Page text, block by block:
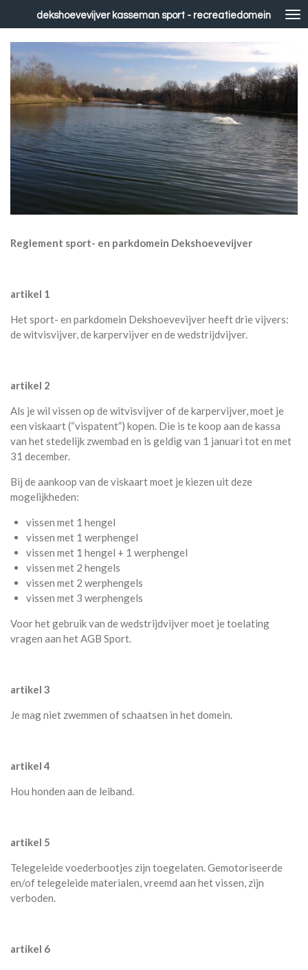
direct
naar
de
hoofdinhoud
dekshoevevijver kasseman sport - recreatiedomein
Reglement sport- en parkdomein Dekshoevevijver
artikel 1
Het sport- en parkdomein Dekshoevevijver heeft drie vijvers:
de witvisvijver, de karpervijver en de wedstrijdvijver.
artikel 2
Als je wil vissen op de witvisvijver of de karpervijver, moet je
een viskaart (“vispatent”) kopen. Die is te koop aan de kassa
van het stedelijk zwembad en is geldig van 1 januari tot en met
31 december.
Bij de aankoop van de viskaart moet je kiezen uit deze
mogelijkheden:
vissen met 1 hengel
vissen met 1 werphengel
vissen met 1 hengel + 1 werphengel
vissen met 2 hengels
vissen met 2 werphengels
vissen met 3 werphengels
Voor het gebruik van de wedstrijdvijver moet je toelating
vragen aan het AGB Sport.
artikel 3
Je mag niet zwemmen of schaatsen in het domein.
artikel 4
Hou honden aan de leiband.
artikel 5
Telegeleide voederbootjes zijn toegelaten. Gemotoriseerde
en/of telegeleide materialen, vreemd aan het vissen, zijn
verboden.
artikel 6